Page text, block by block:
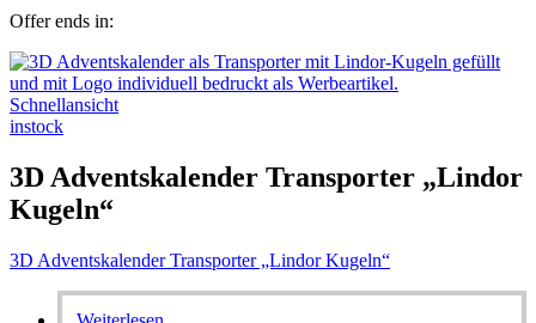
Offer ends in:
Schnellansicht
instock
3D Adventskalender Transporter „Lindor
Kugeln“
3D Adventskalender Transporter „Lindor Kugeln“